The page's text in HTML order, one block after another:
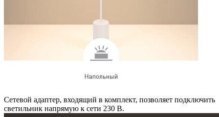
Сетевой адаптер, входящий в комплект, позволяет подключить
светильник напрямую к сети 230 В.